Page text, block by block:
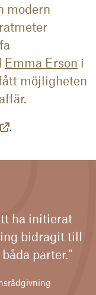
modern
Emma Erson i
möjligheten
ha initierat
bidragit till
parter.”